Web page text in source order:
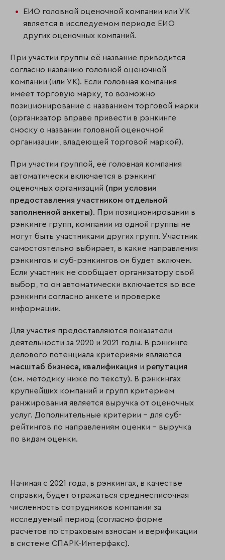
ЕИО головной оценочной компании или УК
является в исследуемом периоде ЕИО
других оценочных компаний.
При участии группы её название приводится
согласно названию головной оценочной
компании (или УК). Если головная компания
имеет торговую марку, то возможно
позиционирование с названием торговой марки
(организатор вправе привести в рэнкинге
сноску о названии головной оценочной
организации, владеющей торговой маркой).
При участии группой, её головная компания
автоматически включается в рэнкинг
оценочных организаций (при условии
предоставления участником отдельной
заполненной анкеты). При позиционировании в
рэнкинге групп, компании из одной группы не
могут быть участниками других групп. Участник
самостоятельно выбирает, в какие направления
рэнкингов и суб-рэнкингов он будет включен.
Если участник не сообщает организатору свой
выбор, то он автоматически включается во все
рэнкинги согласно анкете и проверке
информации.
Для участия предоставляются показатели
деятельности за 2020 и 2021 годы. В рэнкинге
делового потенциала критериями являются
масштаб бизнеса, квалификация и репутация
(см. методику ниже по тексту). В рэнкингах
крупнейших компаний и групп критерием
ранжирования является выручка от оценочных
услуг. Дополнительные критерии – для суб-
рейтингов по направлениям оценки – выручка
по видам оценки.
Начиная с 2021 года, в рэнкингах, в качестве
справки, будет отражаться среднесписочная
численность сотрудников компании за
исследуемый период (согласно форме
расчётов по страховым взносам и верификации
в системе СПАРК-Интерфакс).